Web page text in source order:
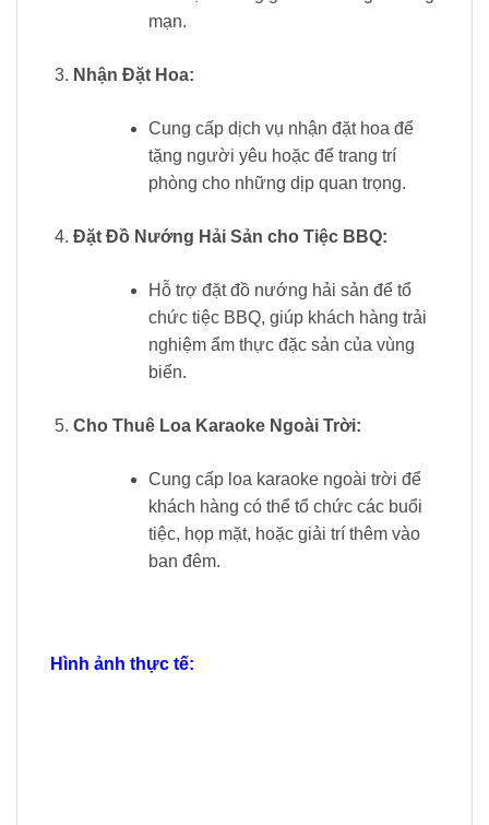
mạn.
Nhận Đặt Hoa:
Cung cấp dịch vụ nhận đặt hoa để
tặng người yêu hoặc để trang trí
phòng cho những dịp quan trọng.
Đặt Đồ Nướng Hải Sản cho Tiệc BBQ:
Hỗ trợ đặt đồ nướng hải sản để tổ
chức tiệc BBQ, giúp khách hàng trải
nghiệm ẩm thực đặc sản của vùng
biển.
Cho Thuê Loa Karaoke Ngoài Trời:
Cung cấp loa karaoke ngoài trời để
khách hàng có thể tổ chức các buổi
tiệc, họp mặt, hoặc giải trí thêm vào
ban đêm.
Hình ảnh thực tế: